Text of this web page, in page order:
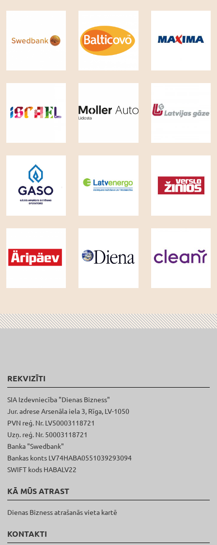
REKVIZĪTI
SIA Izdevniecība "Dienas Bizness"
Jur. adrese Arsenāla iela 3, Rīga, LV-1050
PVN reģ. Nr. LV50003118721
Uzņ. reģ. Nr. 50003118721
Banka "Swedbank"
Bankas konts LV74HABA0551039293094
SWIFT kods HABALV22
KĀ MŪS ATRAST
Dienas Bizness atrašanās vieta kartē
KONTAKTI